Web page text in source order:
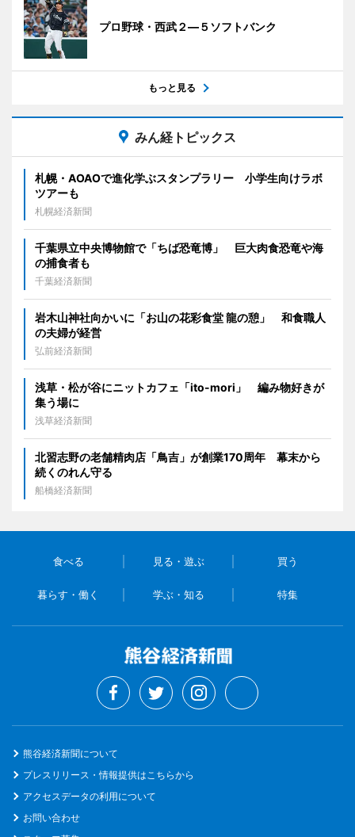
プロ野球・西武２―５ソフトバンク
もっと見る
みん経トピックス
札幌・AOAOで進化学ぶスタンプラリー 小学生向けラボ
ツアーも
札幌経済新聞
千葉県立中央博物館で「ちば恐竜博」 巨大肉食恐竜や海
の捕食者も
千葉経済新聞
岩木山神社向かいに「お山の花彩食堂 龍の憩」 和食職人
の夫婦が経営
弘前経済新聞
浅草・松が谷にニットカフェ「ito-mori」 編み物好きが
集う場に
浅草経済新聞
北習志野の老舗精肉店「鳥吉」が創業170周年 幕末から
続くのれん守る
船橋経済新聞
食べる 見る・遊ぶ 買う
暮らす・働く 学ぶ・知る 特集
熊谷経済新聞について
プレスリリース・情報提供はこちらから
アクセスデータの利用について
お問い合わせ